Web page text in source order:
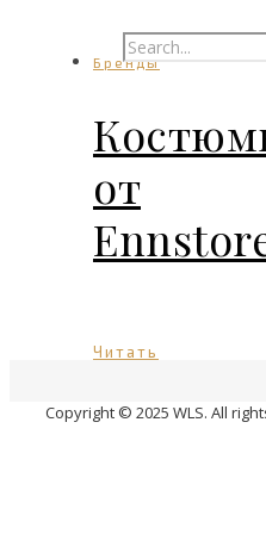
Бренды
от
Читать
Copyright © 2025 WLS. All